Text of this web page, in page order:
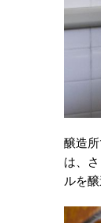
醸造
は、
ルを